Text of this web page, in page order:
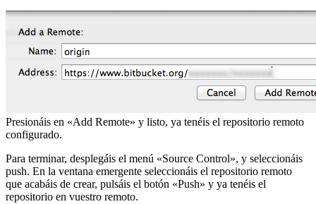
Presionáis en «Add Remote» y listo, ya tenéis el repositorio remoto
configurado.
Para terminar, desplegáis el menú «Source Control», y seleccionáis
push. En la ventana emergente seleccionáis el repositorio remoto
que acabáis de crear, pulsáis el botón «Push» y ya tenéis el
repositorio en vuestro remoto.